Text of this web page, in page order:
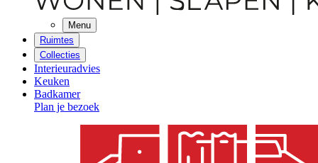
Menu
Ruimtes
Collecties
Interieuradvies
Keuken
Badkamer
Plan je bezoek